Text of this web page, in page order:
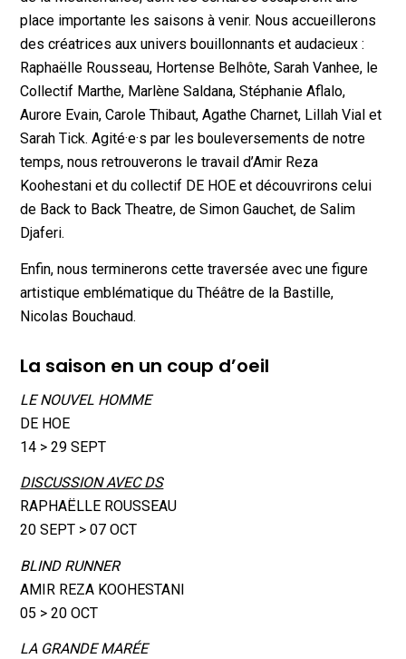
place importante les saisons à venir. Nous accueillerons
des créatrices aux univers bouillonnants et audacieux :
Raphaëlle Rousseau, Hortense Belhôte, Sarah Vanhee, le
Collectif Marthe, Marlène Saldana, Stéphanie Aflalo,
Aurore Evain, Carole Thibaut, Agathe Charnet, Lillah Vial et
Sarah Tick. Agité·e·s par les bouleversements de notre
temps, nous retrouverons le travail d’Amir Reza
Koohestani et du collectif DE HOE et découvrirons celui
de Back to Back Theatre, de Simon Gauchet, de Salim
Djaferi.
Enfin, nous terminerons cette traversée avec une figure
artistique emblématique du Théâtre de la Bastille,
Nicolas Bouchaud.
La saison en un coup d’oeil
LE NOUVEL HOMME
DE HOE
14 > 29 SEPT
DISCUSSION AVEC DS
RAPHAËLLE ROUSSEAU
20 SEPT > 07 OCT
BLIND RUNNER
AMIR REZA KOOHESTANI
05 > 20 OCT
LA GRANDE MARÉE